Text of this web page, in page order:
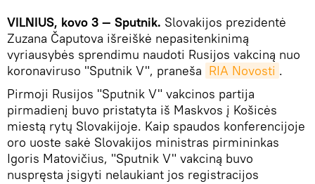
VILNIUS, kovo 3 — Sputnik. Slovakijos prezidentė
Zuzana Čaputova išreiškė nepasitenkinimą
vyriausybės sprendimu naudoti Rusijos vakciną nuo
koronaviruso "Sputnik V", praneša RIA Novosti .
Pirmoji Rusijos "Sputnik V" vakcinos partija
pirmadienį buvo pristatyta iš Maskvos į Košicės
miestą rytų Slovakijoje. Kaip spaudos konferencijoje
oro uoste sakė Slovakijos ministras pirmininkas
Igoris Matovičius, "Sputnik V" vakciną buvo
nuspręsta įsigyti nelaukiant jos registracijos